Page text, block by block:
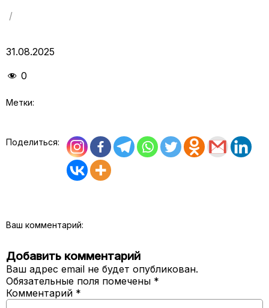
/
31.08.2025
0
Метки:
Поделиться:
Ваш комментарий:
Добавить комментарий
Ваш адрес email не будет опубликован.
Обязательные поля помечены *
Комментарий *